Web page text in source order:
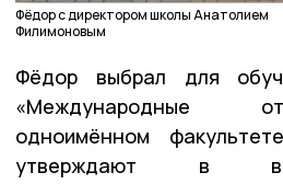
Фёдор с директором школы Анатолием
Филимоновым
Фёдор выбрал для
«Международные
одноимённом
утверждают в